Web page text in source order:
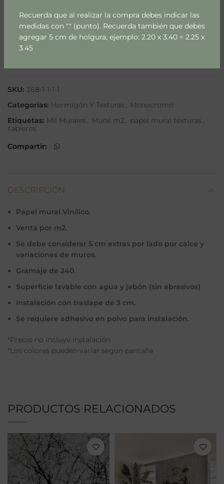
Recuerda que al realizar la compra debes indicar las
medidas con "." (punto). Recuerda también que debes
agregar 5 cm de holgura, ejemplo: 2.20 x 3.40 = 2.25 x
3.45
AÑADIR AL CARRITO
SKU: 368-1-1-1-1
Categorías: Hormigón Y Texturas , Monocromo
Etiquetas: Mil Murales , Mural m2 , papel mural texturas ,
tableros
Compartir
DESCRIPCIÓN
Papel mural Vinílico.
Venta por m2.
Se debe considerar 5 cm extras por lado por calce y
variaciones de muros.
Gramaje de 240.
Superficie lavable con agua y jabón (sin abrasivos)
Instalación con traslape de 3 cm.
Se requiere adhesivo en polvo para instalación.
*Precio no incluye instalación
*Los colores pueden variar según pantalla
PRODUCTOS RELACIONADOS